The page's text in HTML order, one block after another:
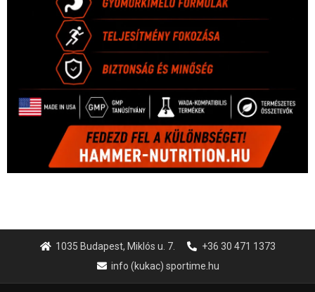
1035 Budapest, Miklós u. 7.
+36 30 471 1373
info (kukac) sportime.hu